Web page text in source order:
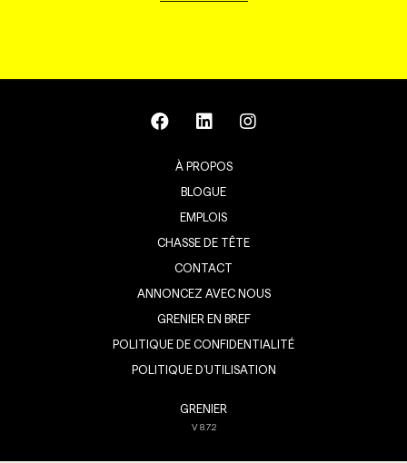
À PROPOS
BLOGUE
EMPLOIS
CHASSE DE TÊTE
CONTACT
ANNONCEZ AVEC NOUS
GRENIER EN BREF
POLITIQUE DE CONFIDENTIALITÉ
POLITIQUE D’UTILISATION
GRENIER
V8.7.2